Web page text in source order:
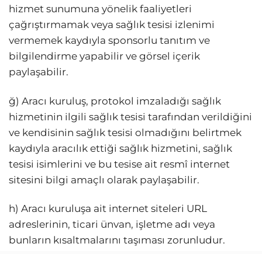
hizmet sunumuna yönelik faaliyetleri
çağrıştırmamak veya sağlık tesisi izlenimi
vermemek kaydıyla sponsorlu tanıtım ve
bilgilendirme yapabilir ve görsel içerik
paylaşabilir.
ğ) Aracı kuruluş, protokol imzaladığı sağlık
hizmetinin ilgili sağlık tesisi tarafından verildiğini
ve kendisinin sağlık tesisi olmadığını belirtmek
kaydıyla aracılık ettiği sağlık hizmetini, sağlık
tesisi isimlerini ve bu tesise ait resmî internet
sitesini bilgi amaçlı olarak paylaşabilir.
h) Aracı kuruluşa ait internet siteleri URL
adreslerinin, ticari ünvan, işletme adı veya
bunların kısaltmalarını taşıması zorunludur.